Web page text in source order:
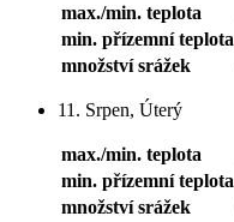
max./min. teplota
min. přízemní teplota
množství srážek
11. Srpen, Úterý
max./min. teplota
min. přízemní teplota
množství srážek